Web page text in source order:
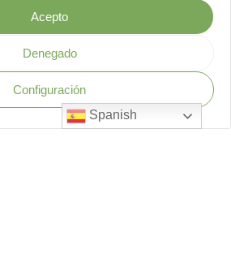
Acepto
Denegado
Configuración
Política de Seguridad
Spanish